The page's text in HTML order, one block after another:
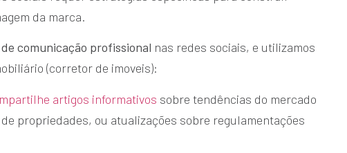
da marca.
comunicação profissional nas redes sociais, e utilizamos
(corretor de imoveis):
artigos informativos sobre tendências do mercado
propriedades, ou atualizações sobre regulamentações